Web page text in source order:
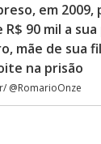
em 2009,
90 mil a
mãe de sua
na prisão
@RomarioOnze